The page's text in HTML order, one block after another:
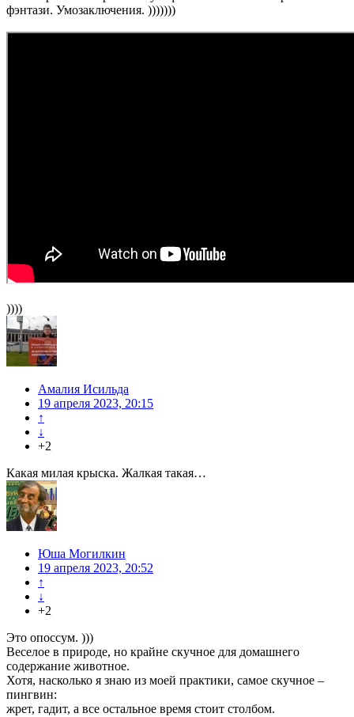
фэнтази. Умозаключения. )))))))
))))
Амалия Исильда
19 апреля 2023, 20:15
↑
↓
+2
Какая милая крыска. Жалкая такая…
Юша Могилкин
19 апреля 2023, 20:52
↑
↓
+2
Это опоссум. )))
Веселое в природе, но крайне скучное для домашнего
содержание животное.
Хотя, насколько я знаю из моей практики, самое скучное –
пингвин:
жрет, гадит, а все остальное время стоит столбом.